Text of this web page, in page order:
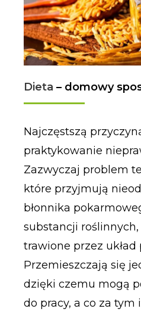
Dieta – domowy
Najczęstszą
praktykowanie
Zazwyczaj problem
które przyjmują
błonnika
substancji
trawione przez układ
Przemieszczają się
dzięki czemu mogą
do pracy, a co za tym